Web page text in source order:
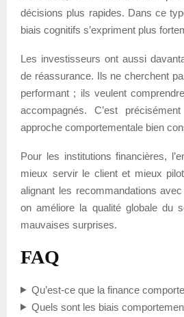
décisions plus rapides. Dans ce
biais cognitifs s’expriment plus
Les investisseurs ont aussi
de réassurance. Ils ne cherchent
performant ; ils veulent
accompagnés. C’est
approche comportementale bien
Pour les institutions financières,
mieux servir le client et mieux
alignant les recommandations
on améliore la qualité globale du
mauvaises surprises.
FAQ
Qu’est-ce que la finance
Quels sont les biais